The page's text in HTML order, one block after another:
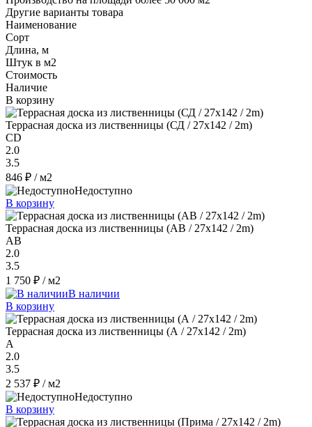
Другие варианты товара
Наименование
Сорт
Длина, м
Штук в м2
Стоимость
Наличие
В корзину
Террасная доска из лиственницы (СД / 27x142 / 2m)
CD
2.0
3.5
846 ₽ / м2
Недоступно
В корзину
Террасная доска из лиственницы (AB / 27x142 / 2m)
AB
2.0
3.5
1 750 ₽ / м2
В наличии
В корзину
Террасная доска из лиственницы (А / 27x142 / 2m)
A
2.0
3.5
2 537 ₽ / м2
Недоступно
В корзину